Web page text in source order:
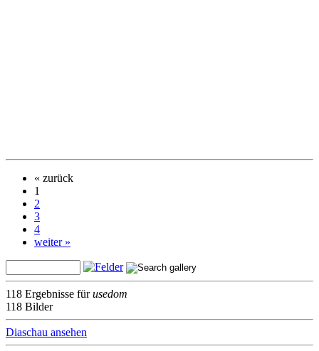
« zurück
1
2
3
4
weiter »
118 Ergebnisse fürusedom
118 Bilder
Diaschau ansehen